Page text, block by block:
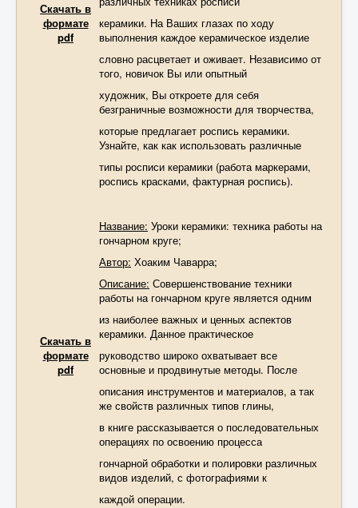
Скачать в
формате
pdf
керамики. На Ваших глазах по ходу
выполнения каждое керамическое изделие
словно расцветает и оживает. Независимо от
того, новичок Вы или опытный
художник, Вы откроете для себя
безграничные возможности для творчества,
которые предлагает роспись керамики.
Узнайте, как как использовать различные
типы росписи керамики (работа маркерами,
роспись красками, фактурная роспись).
Скачать в
формате
pdf
Название: Уроки керамики: техника работы на
гончарном круге;
Автор: Хоаким Чаварра;
Описание: Совершенствование техники
работы на гончарном круге является одним
из наиболее важных и ценных аспектов
керамики. Данное практическое
руководство широко охватывает все
основные и продвинутые методы. После
описания инструментов и материалов, а так
же свойств различных типов глины,
в книге рассказывается о последовательных
операциях по освоению процесса
гончарной обработки и полировки различных
видов изделий, с фотографиями к
каждой операции.